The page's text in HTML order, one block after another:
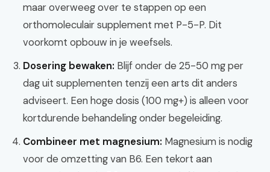
maar overweeg over te stappen op een
orthomoleculair supplement met P-5-P. Dit
voorkomt opbouw in je weefsels.
Dosering bewaken: Blijf onder de 25-50 mg per
dag uit supplementen tenzij een arts dit anders
adviseert. Een hoge dosis (100 mg+) is alleen voor
kortdurende behandeling onder begeleiding.
Combineer met magnesium: Magnesium is nodig
voor de omzetting van B6. Een tekort aan